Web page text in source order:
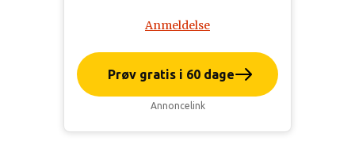
Anmeldelse
Prøv gratis i 60 dage
Annoncelink